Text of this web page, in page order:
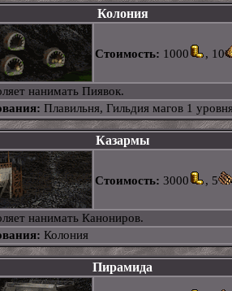
Колония
Стоимость: 1000 , 10
нанимать Пиявок.
Плавильня, Гильдия магов 1
Казармы
Стоимость: 3000 , 5
нанимать Канониров.
Колония
Пирамида